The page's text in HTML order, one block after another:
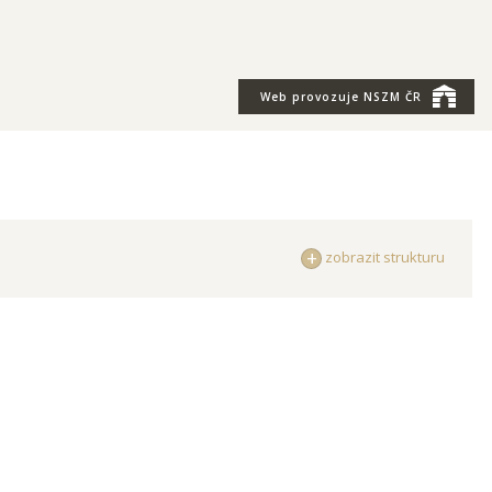
Web provozuje NSZM ČR
zobrazit strukturu